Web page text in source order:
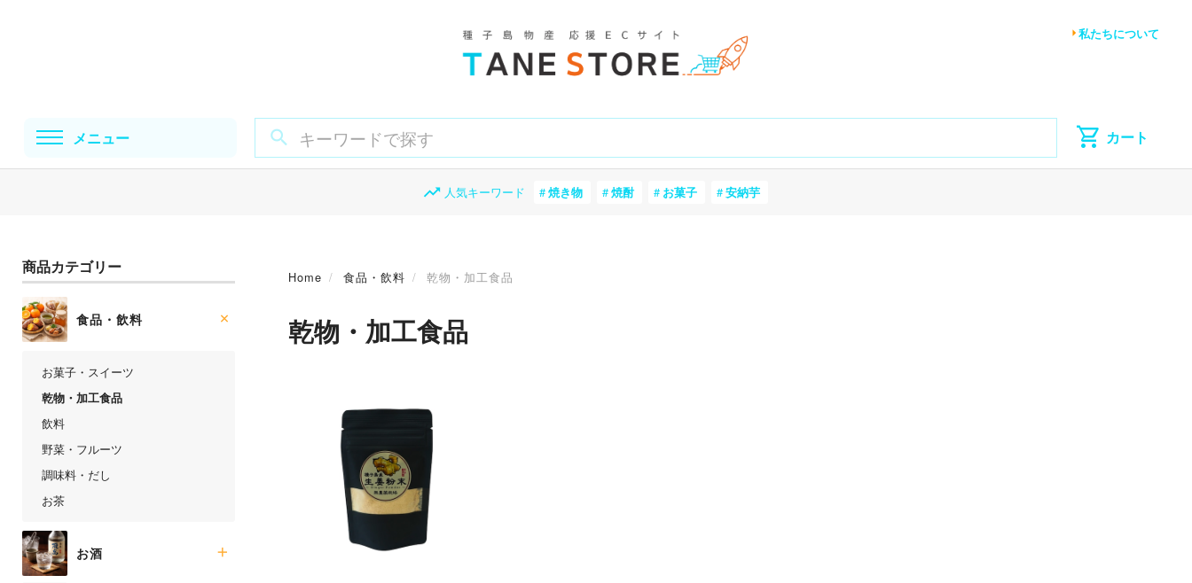
私たちについて
メニュー
人気キーワード 焼き物 焼酎 お菓子 安納芋
商品カテゴリー
食品・飲料
お菓子・スイーツ
乾物・加工食品
飲料
野菜・フルーツ
調味料・だし
お茶
お酒
Home 食品・飲料 乾物・加工食品
乾物・加工食品